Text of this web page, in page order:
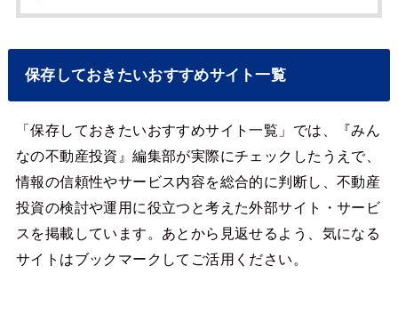
保存しておきたいおすすめサイト一覧
「保存しておきたいおすすめサイト一覧」では、『みん
なの不動産投資』編集部が実際にチェックしたうえで、
情報の信頼性やサービス内容を総合的に判断し、不動産
投資の検討や運用に役立つと考えた外部サイト・サービ
スを掲載しています。あとから見返せるよう、気になる
サイトはブックマークしてご活用ください。